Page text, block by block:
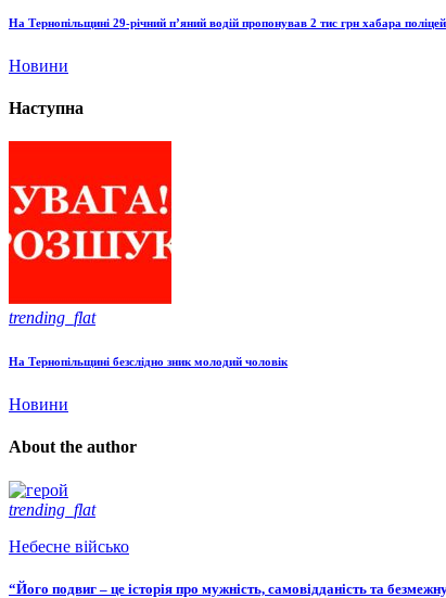
На Тернопільщині 29-річний п’яний водій пропонував 2 тис грн хабара
Новини
Наступна
trending_flat
На Тернопільщині безслідно зник молодий чоловік
Новини
About the author
trending_flat
Небесне військо
“Його подвиг – це історія про мужність, самовідданість та